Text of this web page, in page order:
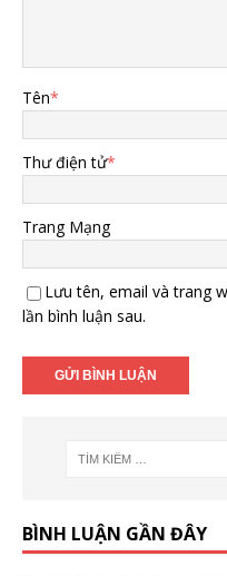
Tên*
Thư điện tử*
Trang Mạng
Lưu tên, email và trang
lần bình luận sau.
BÌNH LUẬN GẦN ĐÂY